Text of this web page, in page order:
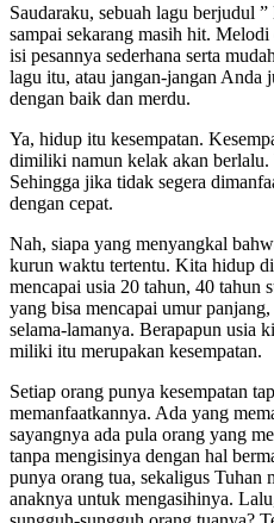
Saudaraku, sebuah lagu berjudul
sampai sekarang masih hit.
isi pesannya sederhana serta
lagu itu, atau jangan-jangan Anda
dengan baik dan merdu.
Ya, hidup itu kesempatan.
dimiliki namun kelak akan berlalu.
Sehingga jika tidak segera
dengan cepat.
Nah, siapa yang menyangkal
kurun waktu tertentu. Kita hidup
mencapai usia 20 tahun, 40 tahun
yang bisa mencapai umur
selama-lamanya. Berapapun usia
miliki itu merupakan kesempatan.
Setiap orang punya kesempatan
memanfaatkannya. Ada yang
sayangnya ada pula orang yang
tanpa mengisinya dengan hal
punya orang tua, sekaligus Tuhan
anaknya untuk mengasihinya.